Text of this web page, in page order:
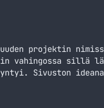
projektin
vahingossa sillä
Sivuston